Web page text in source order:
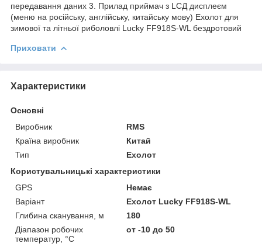
передавання даних 3. Прилад приймач з LСД дисплеєм
(меню на російську, англійську, китайську мову) Ехолот для
зимової та літньої риболовлі Lucky FF918S-WL бездротовий
Приховати
Характеристики
Основні
Виробник
RMS
Країна виробник
Китай
Тип
Ехолот
Користувальницькі характеристики
GPS
Немає
Варіант
Ехолот Lucky FF918S-WL
Глибина сканування, м
180
Діапазон робочих
температур, °C
от -10 до 50